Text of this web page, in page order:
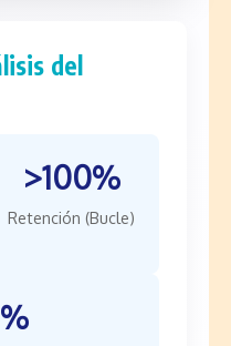
del
>100%
Retención (Bucle)